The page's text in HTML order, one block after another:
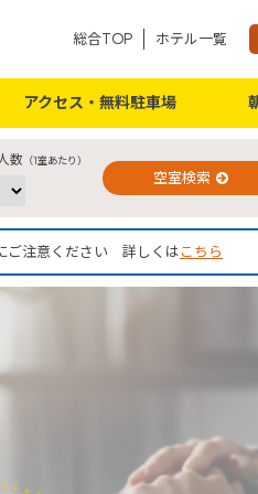
総合TOP ホテル一覧
アクセス・無料駐車場
数（1室あたり）
空室検索
ご注意ください 詳しくはこちら
変更・キャンセルフォ
サイトからのご予約
閉じる